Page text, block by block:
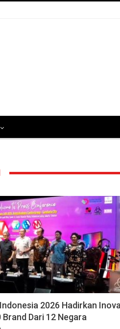
2026 Hadirkan
Brand Dari 12 Negara